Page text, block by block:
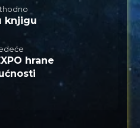
knjigu
hrane